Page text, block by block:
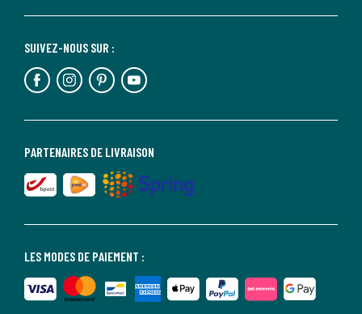
LES MODES DE PAIEMENT :
PARTENAIRES DE LIVRAISON
SUIVEZ-NOUS SUR :